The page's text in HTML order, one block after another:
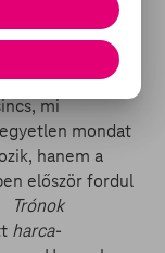
része
amikor az
látjuk,
mi
mondat
hanem a
először fordul
Trónok
harca-